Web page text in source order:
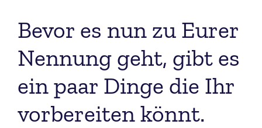
Bevor es nun zu Eurer
Nennung geht, gibt es
ein paar Dinge die Ihr
vorbereiten könnt.